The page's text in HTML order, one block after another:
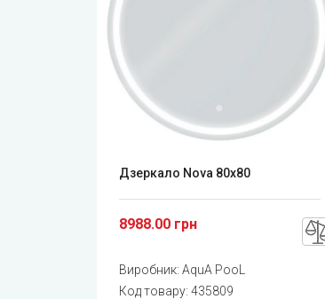
Дзеркало Nova 80x80
8988.00 грн
Виробник: AquA PooL
Код товару: 435809